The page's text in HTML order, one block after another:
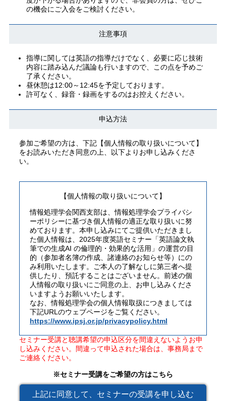
の機会にご入会をご検討ください。
注意事項
指導に関しては英語の指導だけでなく、必要に応じ技術
内容に踏み込んだ議論も行いますので、この点を予めご
了承ください。
昼休憩は12:00～12:45を予定しております。
許可なく、録音・録画をするのはお控えください。
申込方法
参加ご希望の方は、下記【個人情報の取り扱いについて】
をお読みいただき同意の上、以下よりお申し込みくださ
い。
【個人情報の取り扱いについて】
情報処理学会関西支部は、情報処理学会プライバシ
ーポリシーに基づき個人情報の適正な取り扱いに努
めております。本申し込みにてご提供いただきまし
た個人情報は、2025年度英語セミナー「英語論⽂執
筆での⽣成AI の倫理的・効果的な活⽤」の運営の目
的（参加者名簿の作成、諸連絡のお知らせ等）にの
み利用いたします。ご本人の了解なしに第三者へ提
供したり、預託することはございません。前述の個
人情報の取り扱いにご同意の上、お申し込みくださ
いますようお願いいたします。
なお、情報処理学会の個人情報取扱につきましては
下記URLのウェブページをご覧ください。
https://www.ipsj.or.jp/privacypolicy.html
セミナー受講と聴講希望の申込区分を間違えないようお申
し込みください。間違って申込された場合は、事務局まで
ご連絡ください。
※セミナー受講をご希望の方はこちら
上記に同意して、セミナーの受講を申し込む